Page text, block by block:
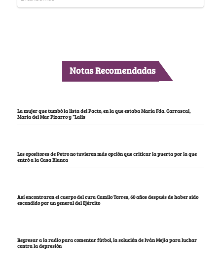
Notas Recomendadas
La mujer que tumbó la lista del Pacto, en la que estaba María Fda. Carrascal,
María del Mar Pizarro y “Lalis
Los opositores de Petro no tuvieron más opción que criticar la puerta por la que
entró a la Casa Blanca
Así encontraron el cuerpo del cura Camilo Torres, 60 años después de haber sido
escondido por un general del Ejército
Regresar a la radio para comentar fútbol, la solución de Iván Mejía para luchar
contra la depresión